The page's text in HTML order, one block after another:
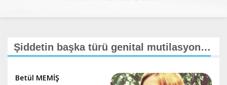
Şiddetin başka türü genital mutilasyon…
Betül MEMİŞ